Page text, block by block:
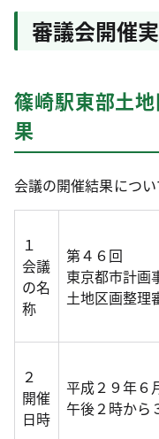
審議会開催
篠崎駅東部土
果
会議の開催結果につ
１
会議
の名
称
第４６回
東京都市計画
土地区画整理
２
開催
日時
平成２９年６
午後２時から